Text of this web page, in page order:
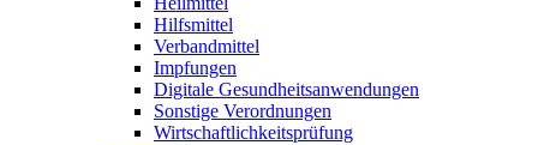
Hilfsmittel
Verbandmittel
Impfungen
Digitale Gesundheitsanwendungen
Sonstige Verordnungen
Wirtschaftlichkeitsprüfung